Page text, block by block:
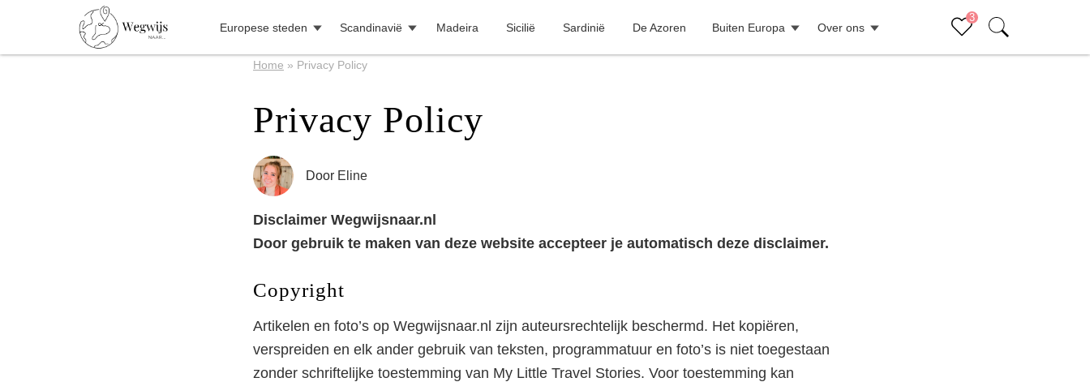
3
Europese steden Scandinavië Madeira Sicilië Sardinië De Azoren Buiten Europa Over ons
Home » Privacy Policy
Privacy Policy
Door Eline
Disclaimer Wegwijsnaar.nl
Door gebruik te maken van deze website accepteer je automatisch deze disclaimer.
Copyright
Artikelen en foto’s op Wegwijsnaar.nl zijn auteursrechtelijk beschermd. Het kopiëren,
verspreiden en elk ander gebruik van teksten, programmatuur en foto’s is niet toegestaan
zonder schriftelijke toestemming van My Little Travel Stories. Voor toestemming kan